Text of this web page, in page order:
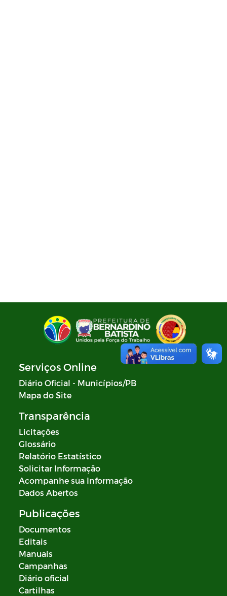
Lei Aldir Blanc
Edital Artistas Batistenses Lei Aldir
Blanc 14.017/2020
Lei Aldir Blanc
Serviços Online
Diário Oficial - Municípios/PB
Mapa do Site
Transparência
Licitações
Glossário
Relatório Estatístico
Solicitar Informação
Acompanhe sua Informação
Dados Abertos
Publicações
Documentos
Editais
Manuais
Campanhas
Diário oficial
Cartilhas